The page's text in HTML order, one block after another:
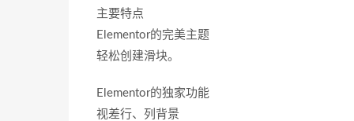
主要特点
Elementor的完美主题
轻松创建滑块。
Elementor的独家功能
视差行、列背景